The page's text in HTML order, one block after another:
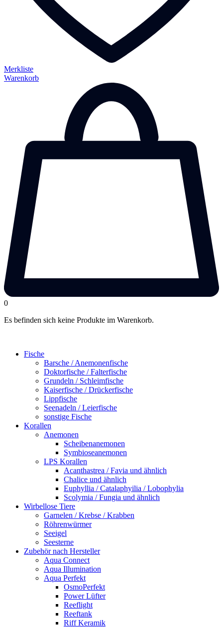
Merkliste
Warenkorb
0
Es befinden sich keine Produkte im Warenkorb.
Fische
Barsche / Anemonenfische
Doktorfische / Falterfische
Grundeln / Schleimfische
Kaiserfische / Drückerfische
Lippfische
Seenadeln / Leierfische
sonstige Fische
Korallen
Anemonen
Scheibenanemonen
Symbioseanemonen
LPS Korallen
Acanthastrea / Favia und ähnlich
Chalice und ähnlich
Euphyllia / Catalaphyilia / Lobophylia
Scolymia / Fungia und ähnlich
Wirbellose Tiere
Garnelen / Krebse / Krabben
Röhrenwürmer
Seeigel
Seesterne
Zubehör nach Hersteller
Aqua Connect
Aqua Illumination
Aqua Perfekt
OsmoPerfekt
Power Lüfter
Reeflight
Reeftank
Riff Keramik